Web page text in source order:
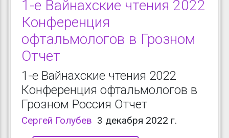
1-е Вайнахские чтения 2022
Конференция
офтальмологов в Грозном
Отчет
1-е Вайнахские чтения 2022
Конференция офтальмологов в
Грозном Россия Отчет
Сергей Голубев 3 декабря 2022 г.